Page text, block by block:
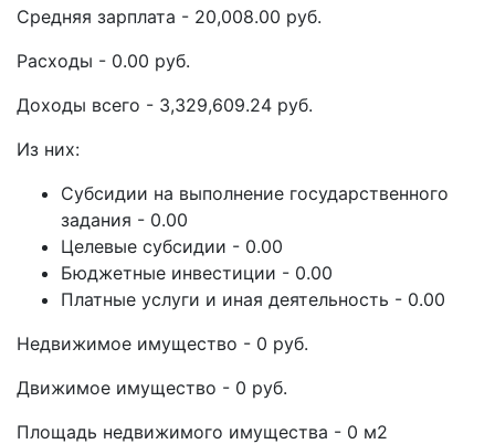
Средняя зарплата - 20,008.00 руб.
Расходы - 0.00 руб.
Доходы всего - 3,329,609.24 руб.
Из них:
Субсидии на выполнение государственного
задания - 0.00
Целевые субсидии - 0.00
Бюджетные инвестиции - 0.00
Платные услуги и иная деятельность - 0.00
Недвижимое имущество - 0 руб.
Движимое имущество - 0 руб.
Площадь недвижимого имущества - 0 м2